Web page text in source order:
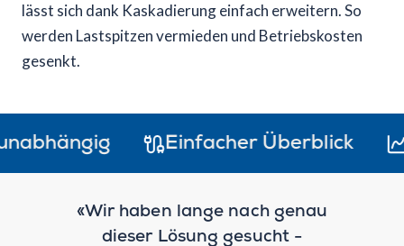
lässt sich dank Kaskadierung einfach erweitern. So
werden Lastspitzen vermieden und Betriebskosten
gesenkt.
Einfacher Überblick
«Wir haben lange nach genau
dieser Lösung gesucht -